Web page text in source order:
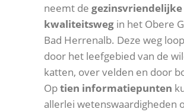
neemt de gezinsvriendelijke
kwaliteitsweg in het Obere
Bad Herrenalb. Deze weg
door het leefgebied van de
katten, over velden en door
Optien informatiepunten
allerlei wetenswaardigheden